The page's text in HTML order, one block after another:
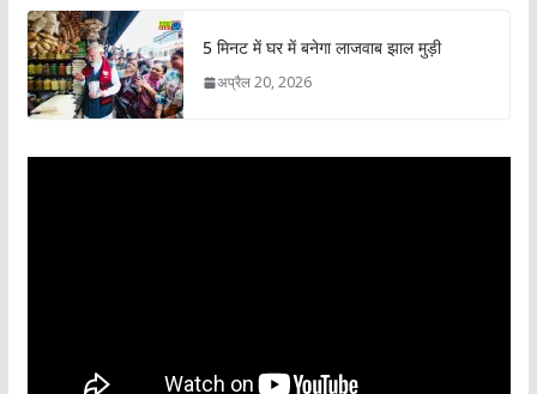
5 मिनट में घर में बनेगा लाजवाब झाल मुड़ी
अप्रैल 20, 2026